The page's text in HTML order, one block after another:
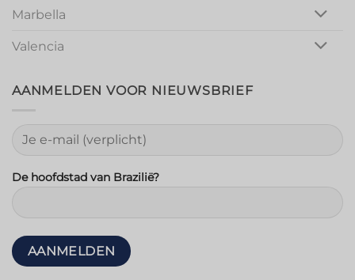
Marbella
Valencia
AANMELDEN VOOR NIEUWSBRIEF
De hoofdstad van Brazilië?